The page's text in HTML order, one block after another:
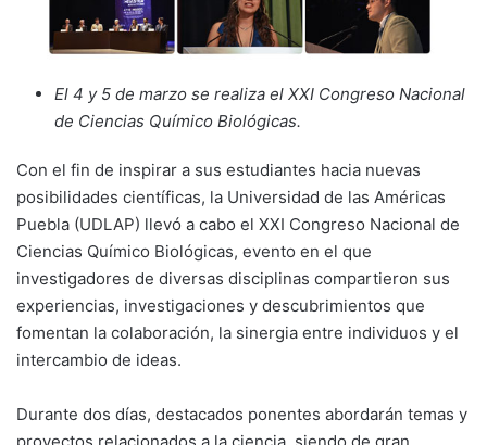
El 4 y 5 de marzo se realiza el XXI Congreso Nacional
de Ciencias Químico Biológicas.
Con el fin de inspirar a sus estudiantes hacia nuevas
posibilidades científicas, la Universidad de las Américas
Puebla (UDLAP) llevó a cabo el XXI Congreso Nacional de
Ciencias Químico Biológicas, evento en el que
investigadores de diversas disciplinas compartieron sus
experiencias, investigaciones y descubrimientos que
fomentan la colaboración, la sinergia entre individuos y el
intercambio de ideas.
Durante dos días, destacados ponentes abordarán temas y